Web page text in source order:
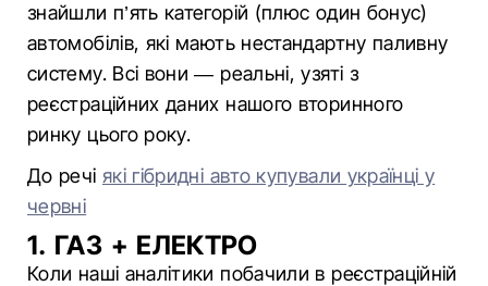
знайшли п’ять категорій (плюс один бонус)
автомобілів, які мають нестандартну паливну
систему. Всі вони — реальні, узяті з
реєстраційних даних нашого вторинного
ринку цього року.
До речі які гібридні авто купували українці у
червні
1. ГАЗ + ЕЛЕКТРО
Коли наші аналітики побачили в реєстраційній